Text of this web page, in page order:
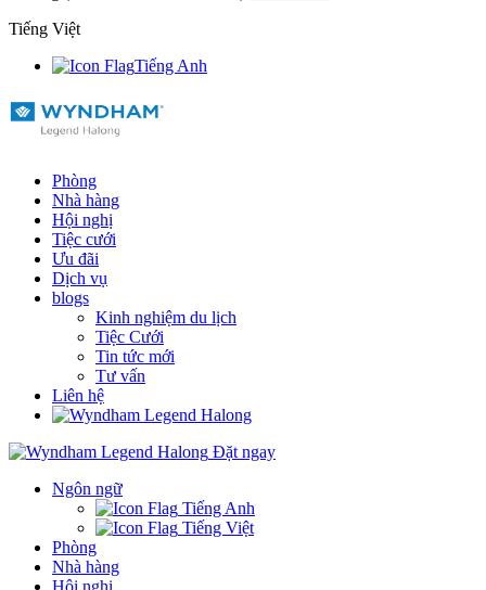
Tiếng Việt
Tiếng Anh
Phòng
Nhà hàng
Hội nghị
Tiệc cưới
Ưu đãi
Dịch vụ
blogs
Kinh nghiệm du lịch
Tiệc Cưới
Tin tức mới
Tư vấn
Liên hệ
Đặt ngay
Ngôn ngữ
Tiếng Anh
Tiếng Việt
Phòng
Nhà hàng
Hội nghị